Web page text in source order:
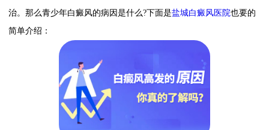
治。那么青少年白癜风的病因是什么?下面是盐城白癜风医院也要的
简单介绍：